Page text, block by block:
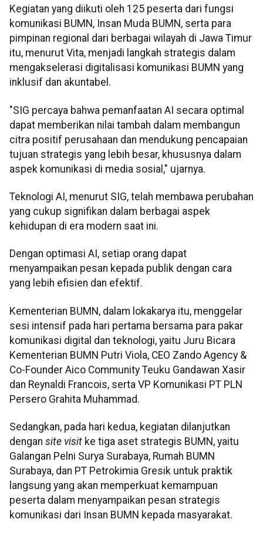
Kegiatan yang diikuti oleh 125 peserta dari fungsi
komunikasi BUMN, Insan Muda BUMN, serta para
pimpinan regional dari berbagai wilayah di Jawa Timur
itu, menurut Vita, menjadi langkah strategis dalam
mengakselerasi digitalisasi komunikasi BUMN yang
inklusif dan akuntabel.
"SIG percaya bahwa pemanfaatan AI secara optimal
dapat memberikan nilai tambah dalam membangun
citra positif perusahaan dan mendukung pencapaian
tujuan strategis yang lebih besar, khususnya dalam
aspek komunikasi di media sosial," ujarnya.
Teknologi AI, menurut SIG, telah membawa perubahan
yang cukup signifikan dalam berbagai aspek
kehidupan di era modern saat ini.
Dengan optimasi AI, setiap orang dapat
menyampaikan pesan kepada publik dengan cara
yang lebih efisien dan efektif.
Kementerian BUMN, dalam lokakarya itu, menggelar
sesi intensif pada hari pertama bersama para pakar
komunikasi digital dan teknologi, yaitu Juru Bicara
Kementerian BUMN Putri Viola, CEO Zando Agency &
Co-Founder Aico Community Teuku Gandawan Xasir
dan Reynaldi Francois, serta VP Komunikasi PT PLN
Persero Grahita Muhammad.
Sedangkan, pada hari kedua, kegiatan dilanjutkan
dengan site visit ke tiga aset strategis BUMN, yaitu
Galangan Pelni Surya Surabaya, Rumah BUMN
Surabaya, dan PT Petrokimia Gresik untuk praktik
langsung yang akan memperkuat kemampuan
peserta dalam menyampaikan pesan strategis
komunikasi dari Insan BUMN kepada masyarakat.